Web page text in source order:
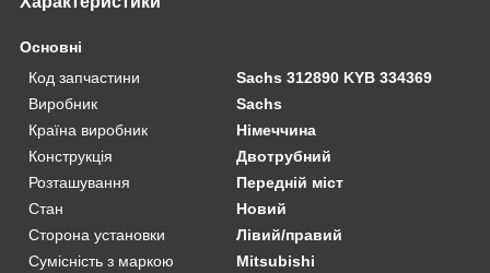
Основні
Код запчастини
Sachs 312890 KYB 334369
Виробник
Sachs
Країна виробник
Німеччина
Конструкція
Двотрубний
Розташування
Передній міст
Стан
Новий
Сторона установки
Лівий/правий
Сумісність з маркою
Mitsubishi